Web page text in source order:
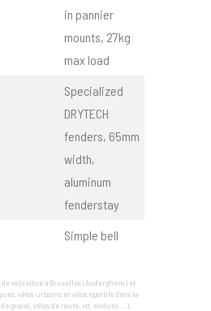
in pannier
mounts, 27kg
max load
Specialized
DRYTECH
fenders, 65mm
width,
aluminum
fenderstay
Simple bell
de vélo situé à Bruxelles (Auderghem) et
vélos urbains et vélos sportifs dans la
gravel, vélos de route, vtt, enduro, …).